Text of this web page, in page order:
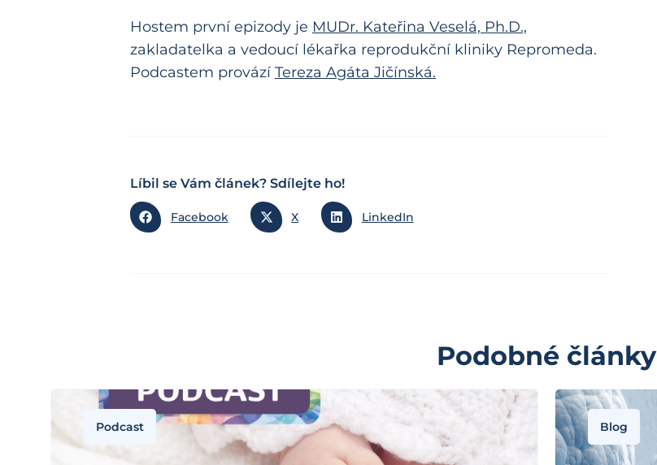
Hostem první epizody je MUDr. Kateřina Veselá, Ph.D.,
zakladatelka a vedoucí lékařka reprodukční kliniky Repromeda.
Podcastem provází Tereza Agáta Jičínská.
Líbil se Vám článek? Sdílejte ho!
Facebook X LinkedIn
Podobné články
Podcast Blog